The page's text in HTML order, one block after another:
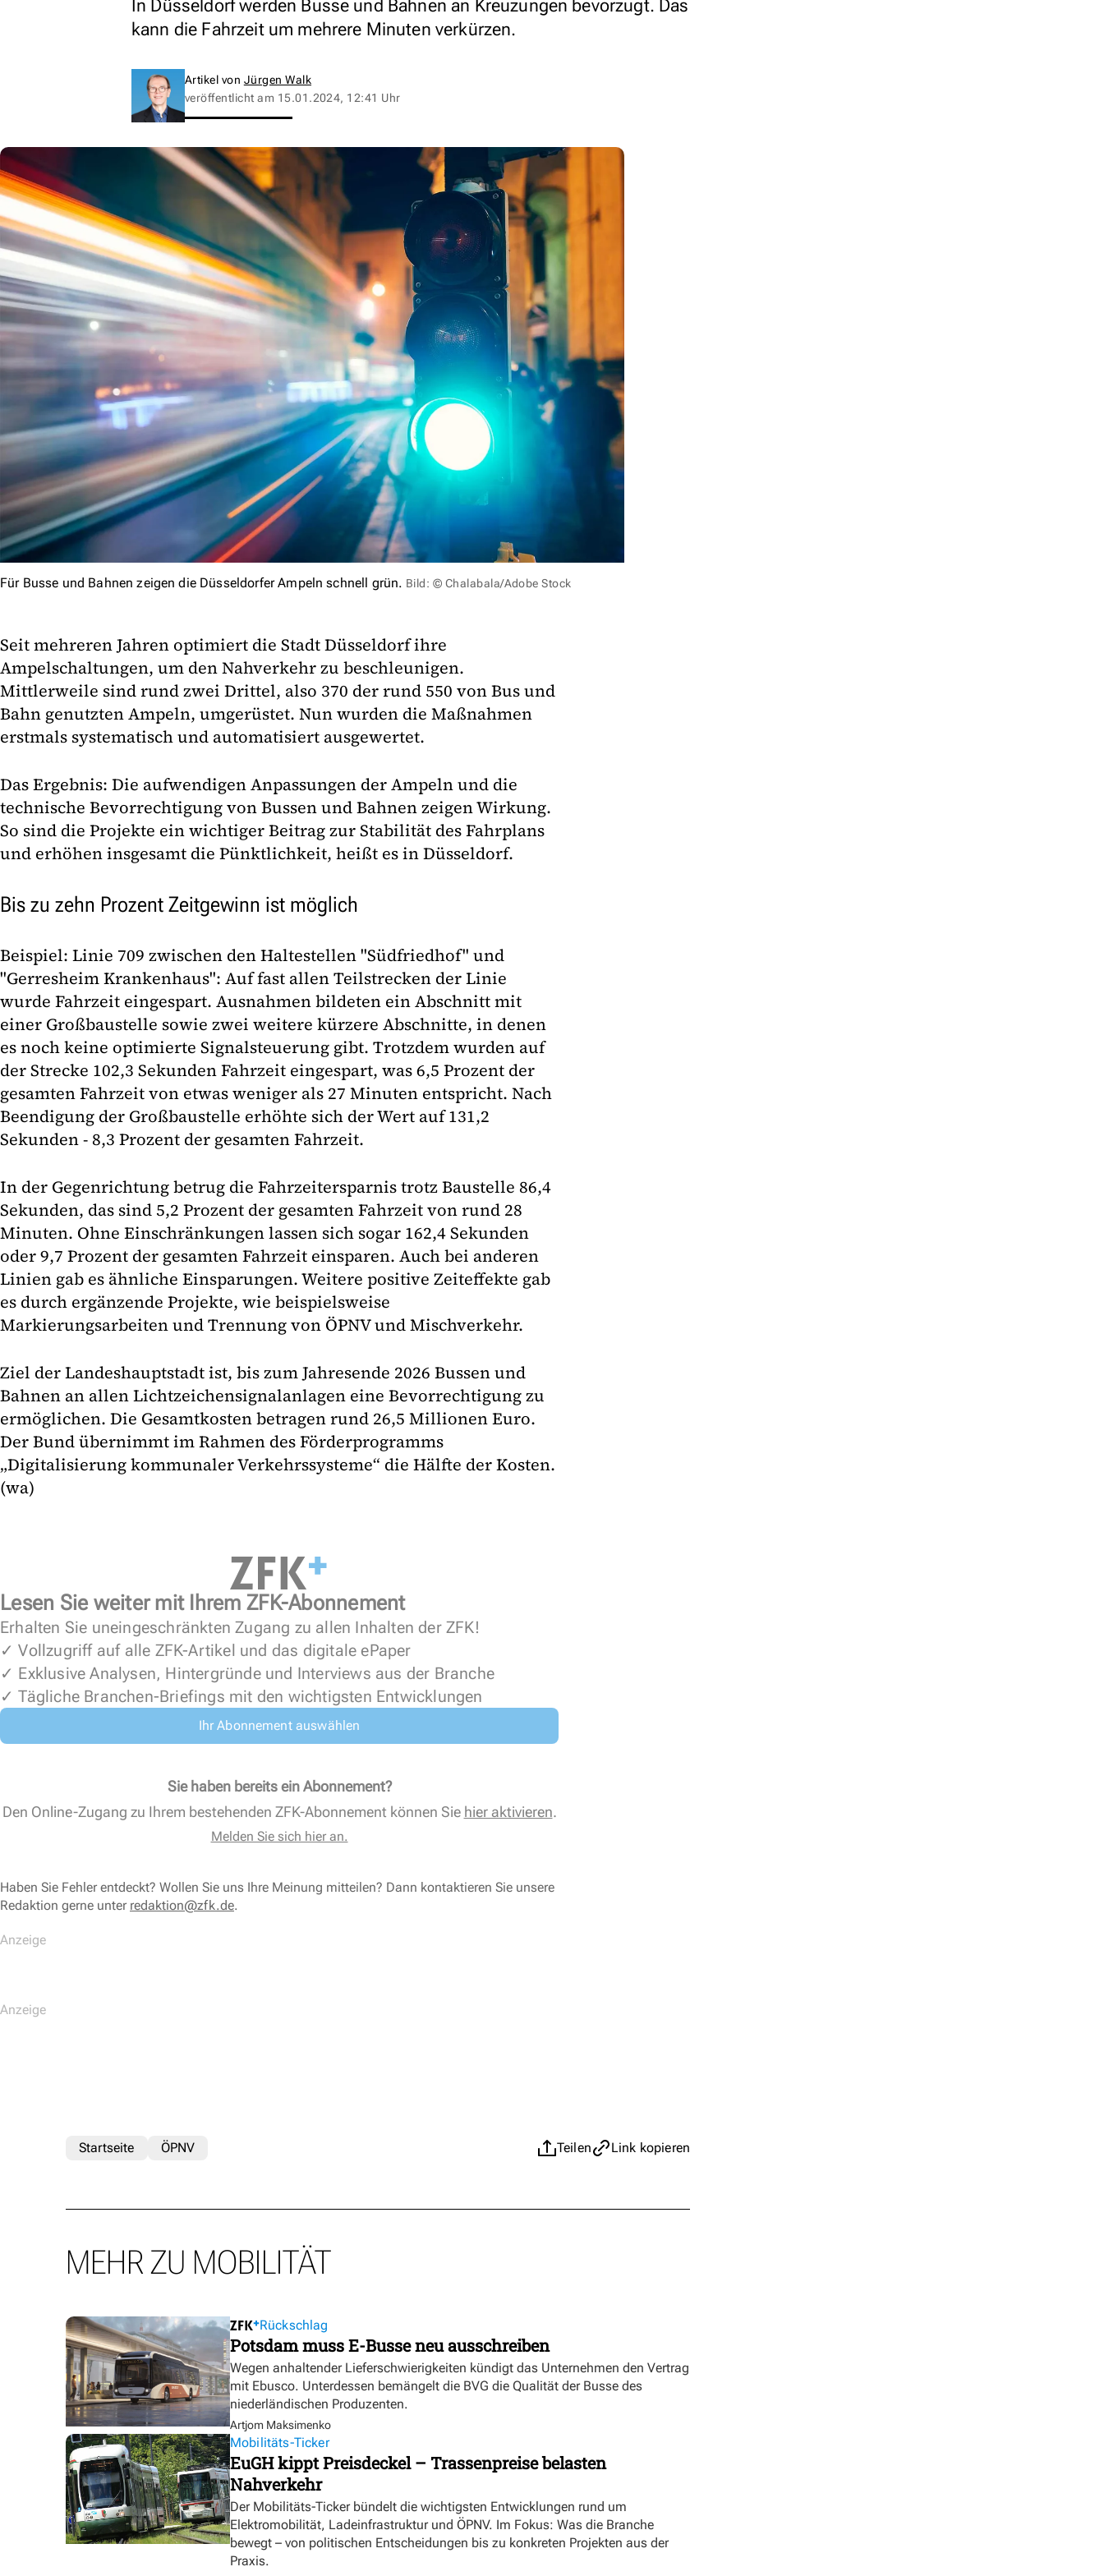
In Düsseldorf werden Busse und Bahnen an Kreuzungen bevorzugt. Das
kann die Fahrzeit um mehrere Minuten verkürzen.
Artikel von Jürgen Walk
veröffentlicht am 15.01.2024, 12:41 Uhr
Für Busse und Bahnen zeigen die Düsseldorfer Ampeln schnell grün. Bild: © Chalabala/Adobe Stock
Seit mehreren Jahren optimiert die Stadt Düsseldorf ihre
Ampelschaltungen, um den Nahverkehr zu beschleunigen.
Mittlerweile sind rund zwei Drittel, also 370 der rund 550 von Bus und
Bahn genutzten Ampeln, umgerüstet. Nun wurden die Maßnahmen
erstmals systematisch und automatisiert ausgewertet.
Das Ergebnis: Die aufwendigen Anpassungen der Ampeln und die
technische Bevorrechtigung von Bussen und Bahnen zeigen Wirkung.
So sind die Projekte ein wichtiger Beitrag zur Stabilität des Fahrplans
und erhöhen insgesamt die Pünktlichkeit, heißt es in Düsseldorf.
Bis zu zehn Prozent Zeitgewinn ist möglich
Beispiel: Linie 709 zwischen den Haltestellen "Südfriedhof" und
"Gerresheim Krankenhaus": Auf fast allen Teilstrecken der Linie
wurde Fahrzeit eingespart. Ausnahmen bildeten ein Abschnitt mit
einer Großbaustelle sowie zwei weitere kürzere Abschnitte, in denen
es noch keine optimierte Signalsteuerung gibt. Trotzdem wurden auf
der Strecke 102,3 Sekunden Fahrzeit eingespart, was 6,5 Prozent der
gesamten Fahrzeit von etwas weniger als 27 Minuten entspricht. Nach
Beendigung der Großbaustelle erhöhte sich der Wert auf 131,2
Sekunden - 8,3 Prozent der gesamten Fahrzeit.
In der Gegenrichtung betrug die Fahrzeitersparnis trotz Baustelle 86,4
Sekunden, das sind 5,2 Prozent der gesamten Fahrzeit von rund 28
Minuten. Ohne Einschränkungen lassen sich sogar 162,4 Sekunden
oder 9,7 Prozent der gesamten Fahrzeit einsparen. Auch bei anderen
Linien gab es ähnliche Einsparungen. Weitere positive Zeiteffekte gab
es durch ergänzende Projekte, wie beispielsweise
Markierungsarbeiten und Trennung von ÖPNV und Mischverkehr.
Ziel der Landeshauptstadt ist, bis zum Jahresende 2026 Bussen und
Bahnen an allen Lichtzeichensignalanlagen eine Bevorrechtigung zu
ermöglichen. Die Gesamtkosten betragen rund 26,5 Millionen Euro.
Der Bund übernimmt im Rahmen des Förderprogramms
„Digitalisierung kommunaler Verkehrssysteme“ die Hälfte der Kosten.
(wa)
Lesen Sie weiter mit Ihrem ZFK-Abonnement
Erhalten Sie uneingeschränkten Zugang zu allen Inhalten der ZFK!
✓ Vollzugriff auf alle ZFK-Artikel und das digitale ePaper
✓ Exklusive Analysen, Hintergründe und Interviews aus der Branche
✓ Tägliche Branchen-Briefings mit den wichtigsten Entwicklungen
Ihr Abonnement auswählen
Sie haben bereits ein Abonnement?
Den Online-Zugang zu Ihrem bestehenden ZFK-Abonnement können Sie hier aktivieren.
Melden Sie sich hier an.
Haben Sie Fehler entdeckt? Wollen Sie uns Ihre Meinung mitteilen? Dann kontaktieren Sie unsere
Redaktion gerne unter redaktion@zfk.de.
Teilen Link kopieren
Startseite ÖPNV
MEHR ZU MOBILITÄT
Rückschlag
Potsdam muss E-Busse neu ausschreiben
Wegen anhaltender Lieferschwierigkeiten kündigt das Unternehmen den Vertrag
mit Ebusco. Unterdessen bemängelt die BVG die Qualität der Busse des
niederländischen Produzenten.
Artjom Maksimenko
Mobilitäts-Ticker
EuGH kippt Preisdeckel – Trassenpreise belasten
Nahverkehr
Der Mobilitäts-Ticker bündelt die wichtigsten Entwicklungen rund um
Elektromobilität, Ladeinfrastruktur und ÖPNV. Im Fokus: Was die Branche
bewegt – von politischen Entscheidungen bis zu konkreten Projekten aus der
Praxis.